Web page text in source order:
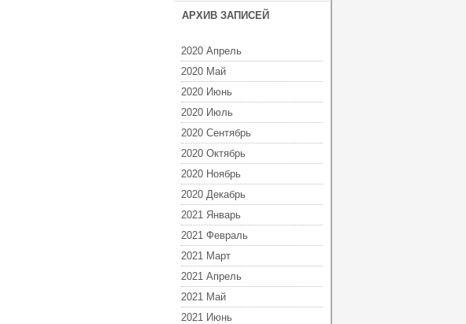
АРХИВ ЗАПИСЕЙ
2020 Апрель
2020 Май
2020 Июнь
2020 Июль
2020 Сентябрь
2020 Октябрь
2020 Ноябрь
2020 Декабрь
2021 Январь
2021 Февраль
2021 Март
2021 Апрель
2021 Май
2021 Июнь